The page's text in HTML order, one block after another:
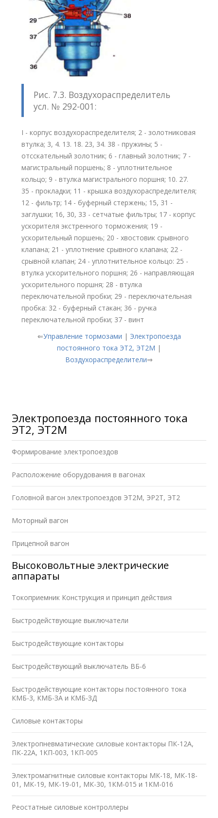
Рис. 7.3. Воздухораспределитель
усл. № 292-001:
I - корпус воздухораспределителя; 2 - золотниковая
втулка; 3, 4. 13. 18. 23, 34. 38 - пружины; 5 -
отсскательный золотник; 6 - главный золотник; 7 -
магистральный поршень; 8 - уплотнительное
кольцо; 9 - втулка магистрального поршня; 10. 27.
35 - прокладки; 11 - крышка воздухораспределителя;
12 - фильтр; 14 - буферный стержень; 15, 31 -
заглушки; 16, 30, 33 - сетчатые фильтры; 17 - корпус
ускорителя экстренного торможения; 19 -
ускорительный поршень; 20 - хвостовик срывного
клапана; 21 - уплотнение срывного клапана; 22 -
срывной клапан; 24 - уплотнительное кольцо: 25 -
втулка ускорительного поршня; 26 - направляющая
ускорительного поршня; 28 - втулка
переключательной пробки; 29 - переключательная
пробка: 32 - буферный стакан; 36 - ручка
переключательной пробки; 37 - винт
⇐Управление тормозами | Электропоезда
постоянного тока ЭТ2, ЭТ2М |
Воздухораспределители⇒
Электропоезда постоянного тока
ЭТ2, ЭТ2М
Формирование электропоездов
Расположение оборудования в вагонах
Головной вагон электропоездов ЭТ2М, ЭР2Т, ЭТ2
Моторный вагон
Прицепной вагон
Высоковольтные электрические
аппараты
Токоприемник Конструкция и принцип действия
Быстродействующие выключатели
Быстродействующие контакторы
Быстродействующий выключатель ВБ-6
Быстродействующие контакторы постоянного тока
КМБ-3, КМБ-ЗА и КМБ-ЗД
Силовые контакторы
Электропневматические силовые контакторы ПК-12А,
ПК-22А, 1КП-003, 1КП-005
Электромагнитные силовые контакторы МК-18, МК-18-
01, МК-19, МК-19-01, МК-30, 1КМ-015 и 1КМ-016
Реостатные силовые контроллеры